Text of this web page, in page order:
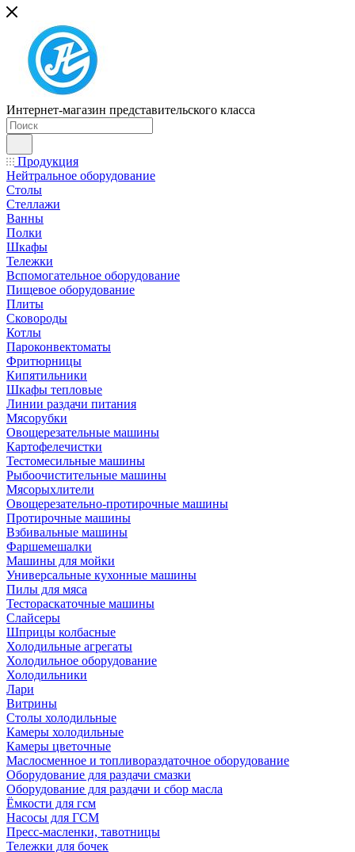
Интернет-магазин представительского класса
Продукция
Нейтральное оборудование
Столы
Стеллажи
Ванны
Полки
Шкафы
Тележки
Вспомогательное оборудование
Пищевое оборудование
Плиты
Сковороды
Котлы
Пароконвектоматы
Фритюрницы
Кипятильники
Шкафы тепловые
Линии раздачи питания
Мясорубки
Овощерезательные машины
Картофелечистки
Тестомесильные машины
Рыбоочистительные машины
Мясорыхлители
Овощерезательно-протирочные машины
Протирочные машины
Взбивальные машины
Фаршемешалки
Машины для мойки
Универсальные кухонные машины
Пилы для мяса
Тестораскаточные машины
Слайсеры
Шприцы колбасные
Холодильные агрегаты
Холодильное оборудование
Холодильники
Лари
Витрины
Столы холодильные
Камеры холодильные
Камеры цветочные
Маслосменное и топливораздаточное оборудование
Оборудование для раздачи смазки
Оборудование для раздачи и сбор масла
Ёмкости для гсм
Насосы для ГСМ
Пресс-масленки, тавотницы
Тележки для бочек